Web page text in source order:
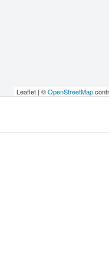
Leaflet | ©OpenStreetMap